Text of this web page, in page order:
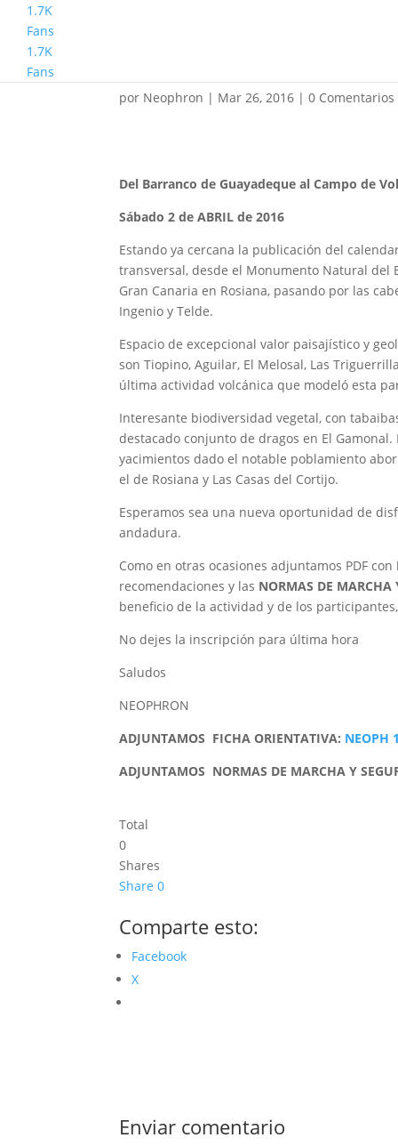
1.7K
Fans
1.7K
Fans
por Neophron | Mar 26, 2016 |0 Comentarios
Del Barranco de Guayadeque al Campo de
Sábado 2 de ABRIL de 2016
Estando ya cercana la publicación del
transversal, desde el Monumento Natural del
Gran Canaria en Rosiana, pasando por las
Ingenio y Telde.
Espacio de excepcional valor paisajístico y
son Tiopino, Aguilar, El Melosal, Las
última actividad volcánica que modeló esta
Interesante biodiversidad vegetal, con
destacado conjunto de dragos en El
yacimientos dado el notable poblamiento
el de Rosiana y Las Casas del Cortijo.
Esperamos sea una nueva oportunidad de
andadura.
Como en otras ocasiones adjuntamos PDF con
recomendaciones y las NORMAS DE MARCHA
beneficio de la actividad y de los
No dejes la inscripción para última hora
Saludos
NEOPHRON
ADJUNTAMOS FICHA ORIENTATIVA: NEOPH
ADJUNTAMOS NORMAS DE MARCHA Y
Total
0
Shares
Share 0
Comparte esto:
Facebook
X
Enviar comentario